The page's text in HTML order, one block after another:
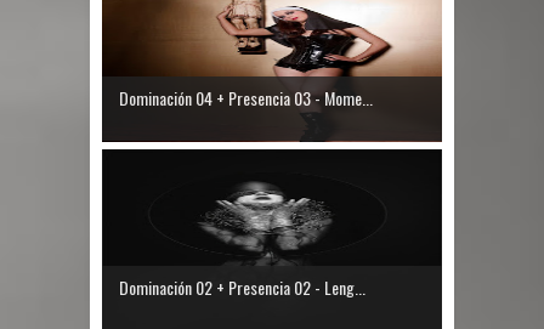
Dominación 04 + Presencia 03 - Mome...
Dominación 02 + Presencia 02 - Leng...